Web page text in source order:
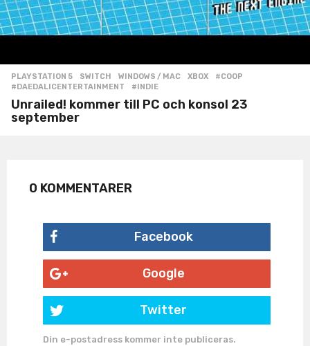
PLAYSTATION 5 ,SWITCH ,WINDOWS / MAC ,XBOX #COOP
#DAEDALICENTERTAINMENT
,#INDIE
Unrailed! kommer till PC och konsol 23
september
0 KOMMENTARER
Facebook
Google
Twitter
Din e-postadress kommer inte publiceras.